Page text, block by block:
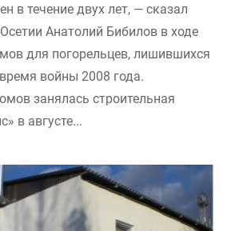
в течение двух лет, — сказал
Анатолий Бибилов в ходе
для погорельцев, лишившихся
войны 2008 года.
занялась строительная
в августе...